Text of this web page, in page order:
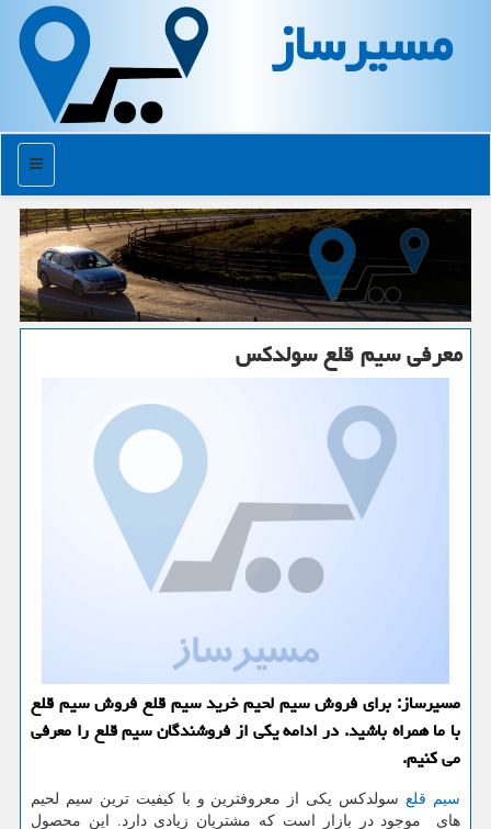
مسیرساز
منو
معرفی سیم قلع سولدكس
مسیرساز: برای فروش سیم لحیم خرید سیم قلع فروش سیم قلع
با ما همراه باشید. در ادامه یكی از فروشندگان سیم قلع را معرفی
می كنیم.
سیم قلع سولدکس یكی از معروفترین و با كیفیت ترین سیم لحیم
های موجود در بازار است كه مشتریان زیادی دارد. این محصول